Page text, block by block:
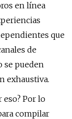
en línea
que
de
se pueden
exhaustiva.
eso? Por lo
compilar